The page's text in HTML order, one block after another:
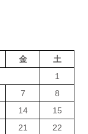
金 土
1
7
8
14
15
21
22